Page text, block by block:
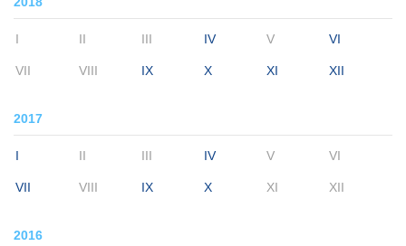
I II III IV V VI
VII VIII IX X XI XII
2017
I II III IV V VI
VII VIII IX X XI XII
2016